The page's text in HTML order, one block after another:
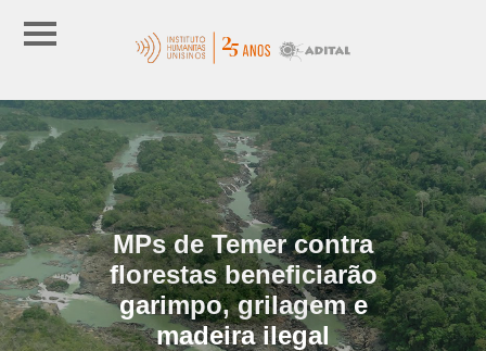
MPs de Temer contra
florestas beneficiarão
garimpo, grilagem e
madeira ilegal